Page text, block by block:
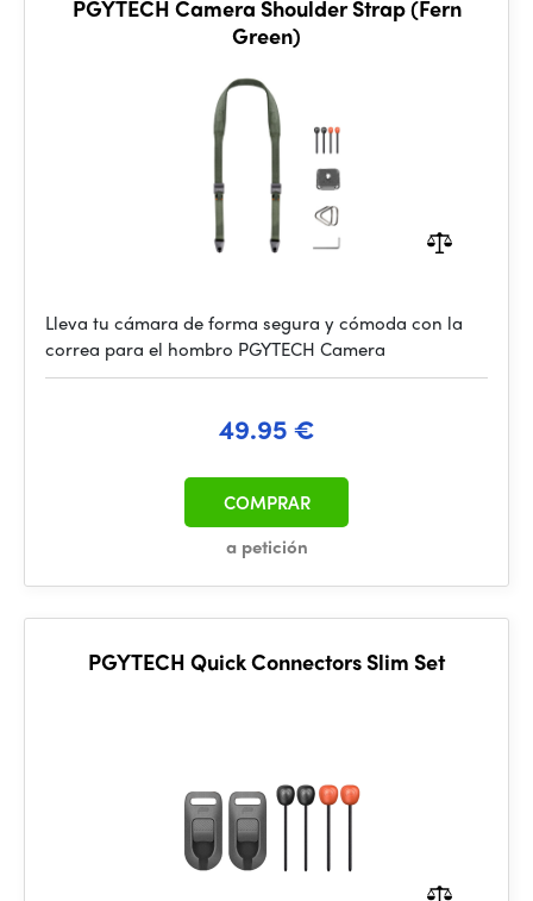
PGYTECH Camera Shoulder Strap (Fern
Green)
Lleva tu cámara de forma segura y cómoda con la
correa para el hombro PGYTECH Camera
49.95 €
a petición
COMPRAR
PGYTECH Quick Connectors Slim Set